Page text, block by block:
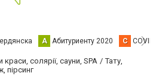
А Абитуриенту 2020 C
краси, солярії, сауни, SPA
Тату,
пірсинг